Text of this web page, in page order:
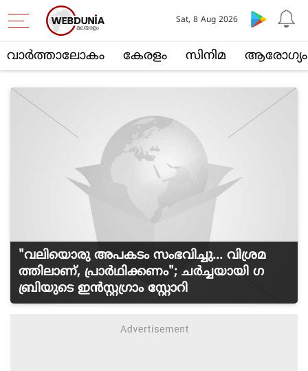
വാര്‍ത്താലോകം കേരളം സിനിമ ആരോഗ്യം
Sat, 8 Aug 2026
"വലിയൊരു അപകടം സംഭവിച്ചു... വിശ്രമ
ത്തിലാണ്, പ്രാർഥിക്കണം"; ചർച്ചയായി ​ഗ
ബ്രിയുടെ ഇൻസ്റ്റ​ഗ്രാം സ്റ്റോറി